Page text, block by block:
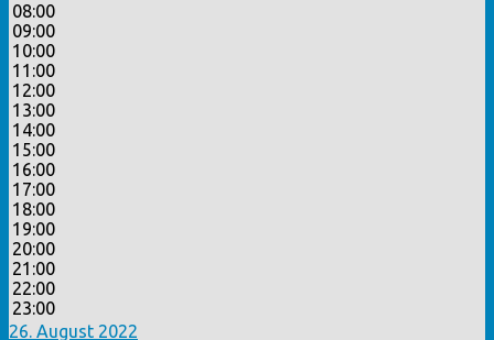
08:00
09:00
10:00
11:00
12:00
13:00
14:00
15:00
16:00
17:00
18:00
19:00
20:00
21:00
22:00
23:00
26. August 2022